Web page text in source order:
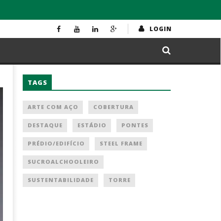
LOGIN
TAGS
ARTE COM AÇO COBERTURA
DESTAQUE ESTÁDIO PONTES
PRÉDIO/EDIFÍCIO STEEL FRAME
SUCROALCHOOLEIRO
SUSTENTABILIDADE TORRE